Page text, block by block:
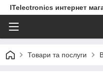
ITelectronics интернет
Товари та послуги